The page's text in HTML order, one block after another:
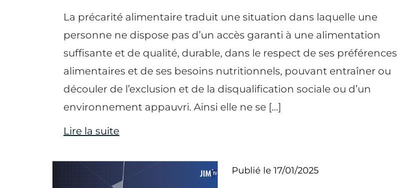
La précarité alimentaire traduit une situation dans laquelle une
personne ne dispose pas d’un accès garanti à une alimentation
suffisante et de qualité, durable, dans le respect de ses préférences
alimentaires et de ses besoins nutritionnels, pouvant entraîner ou
découler de l’exclusion et de la disqualification sociale ou d’un
environnement appauvri. Ainsi elle ne se […]
Lire la suite
Publié le 17/01/2025